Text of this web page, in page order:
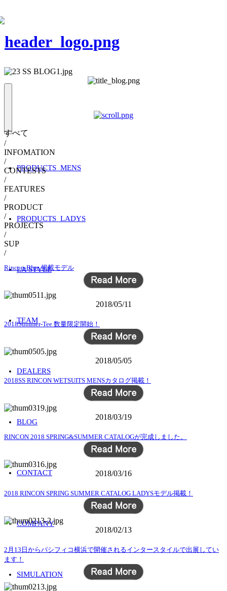
PRODUCTS_MENS
PRODUCTS_LADYS
LA STYLE
TEAM
DEALERS
BLOG
CONTACT
COMPANY
SIMULATION
すべて
/
INFOMATION
/
CONTESTS
/
FEATURES
/
PRODUCT
/
PROJECTS
/
SUP
/
Rincon-Blue.掲載モデル
2018/05/11
2018Summer-Tee 数量限定開始！
2018/05/05
2018SS RINCON WETSUITS MENSカタログ掲載！
2018/03/19
RINCON 2018 SPRING&SUMMER CATALOGが完成しました。
2018/03/16
2018 RINCON SPRING SUMMER CATALOG LADYSモデル掲載！
2018/02/13
2月13日からパシフィコ横浜で開催されるインタースタイルで出展してい
ます！